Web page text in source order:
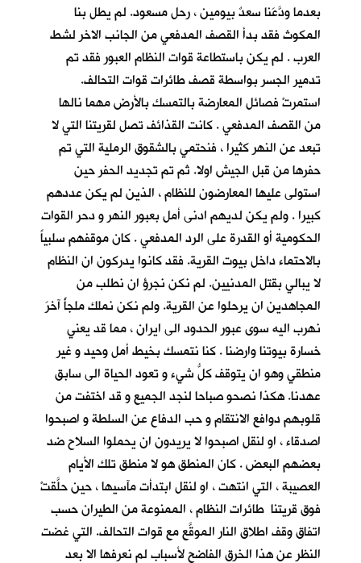
بعدما ودَّعَنا سعدٌ بيومين ، رحل مسعود. لم يطل بنا
المكوث فقد بدأ القصف المدفعي من الجانب الاخر لشط
العرب . لم يكن باستطاعة قوات النظام العبور فقد تم
تدمير الجسر بواسطة قصف طائرات قوات التحالف.
استمرتْ فصائل المعارضة بالتمسك بالأرض مهما نالها
من القصف المدفعي . كانت القذائف تصل لقريتنا التي لا
تبعد عن النهر كثيرا ، فنحتمي بالشقوق الرملية التي تم
حفرها من قبل الجيش اولا. ثم تم تجديد الحفر حين
استولى عليها المعارضون للنظام ، الذين لم يكن عددهم
كبيرا . ولم يكن لديهم ادنى أمل بعبور النهر و دحر القوات
الحكومية أو القدرة على الرد المدفعي . كان موقفهم سلبياً
بالاحتماء داخل بيوت القرية. فقد كانوا يدركون ان النظام
لا يبالي بقتل المدنيين. لم نكن نجرؤ ان نطلب من
المجاهدين ان يرحلوا عن القرية. ولم نكن نملك ملجأً آخرَ
نهرب اليه سوى عبور الحدود الى ايران ، مما قد يعني
خسارة بيوتنا وارضنا . كنا نتمسك بخيط أمل وحيد و غير
منطقي وهو ان يتوقف كلُّ شيء و تعود الحياة الى سابق
عهدنا. هكذا نصحو صباحا لنجد الجميع و قد اختفت من
قلوبهم دوافع الانتقام و حب الدفاع عن السلطة و اصبحوا
اصدقاء ، او لنقل اصبحوا لا يريدون ان يحملوا السلاح ضد
بعضهم البعض . كان المنطق هو لا منطق تلك الأيام
العصيبة ، التي انتهت ، او لنقل ابتدأت مآسيها ، حين حلَّقتْ
فوق قريتنا طائرات النظام ، الممنوعة من الطيران حسب
اتفاق وقف اطلاق النار الموقَّع مع قوات التحالف. التي غضت
النظر عن هذا الخرق الفاضح لأسباب لم نعرفها الا بعد